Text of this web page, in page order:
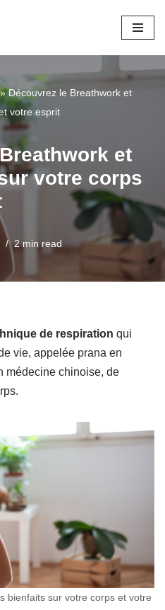
»Découvrez le Breathwork et
votre esprit
et
votre corps
2 min read
de respiration qui
vie, appelée prana en
médecine chinoise, de
bienfaits sur votre corps et votre